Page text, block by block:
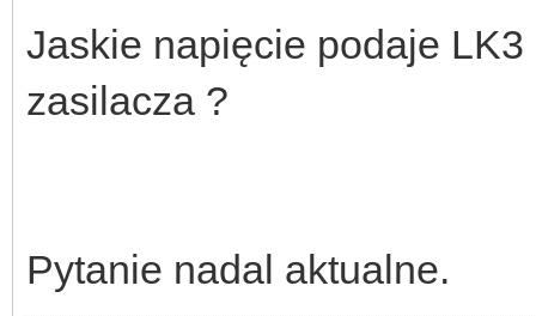
Jaskie napięcie podaje
zasilacza ?
Pytanie nadal aktualne.